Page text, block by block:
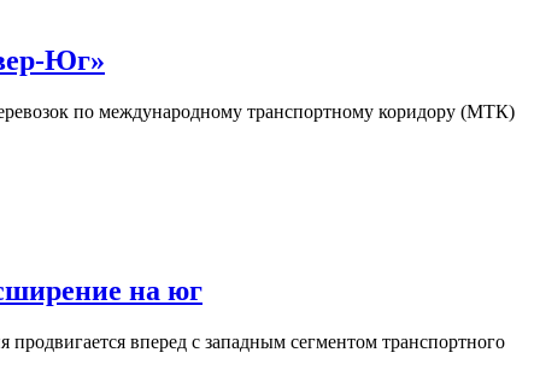
Юг»
по международному транспортному коридору (МТК)
на юг
вперед с западным сегментом транспортного